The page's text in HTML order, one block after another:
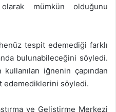
mümkün olduğunu
henüz tespit edemediği farklı
bulunabileceğini söyledi.
iğnenin çapından
edemediklerini söyledi.
ve Geliştirme Merkezi